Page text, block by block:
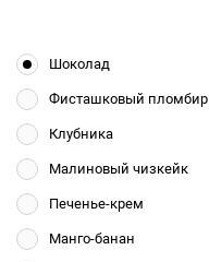
Шоколад
Фисташковый пломбир
Клубника
Малиновый чизкейк
Печенье-крем
Манго-банан